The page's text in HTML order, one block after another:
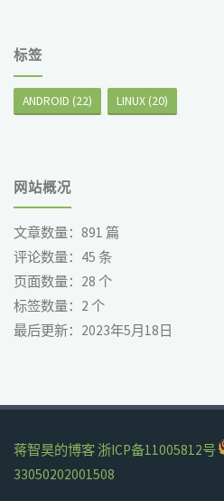
标签
ANDROID (22) LINUX (20)
网站概况
文章数量：891 篇
评论数量： 45 条
页面数量： 28 个
标签数量： 2 个
最后更新： 2023年5月18日
蒋智昊的博客 浙ICP备11005812号
33050202001508